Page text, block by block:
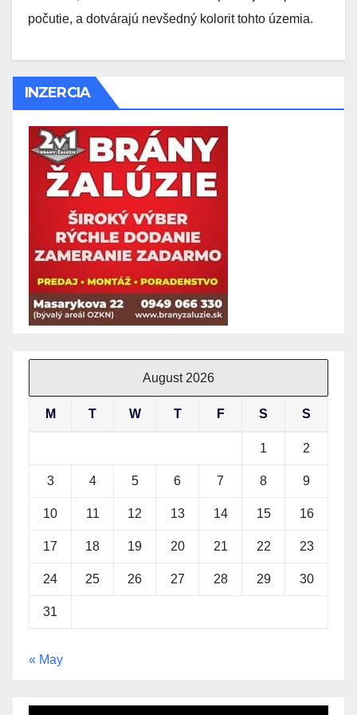
počutie, a dotvárajú nevšedný kolorit tohto územia.
INZERCIA
August 2026
M T W T F S S
1 2
3 4 5 6 7 8 9
10 11 12 13 14 15 16
17 18 19 20 21 22 23
24 25 26 27 28 29 30
31
« May